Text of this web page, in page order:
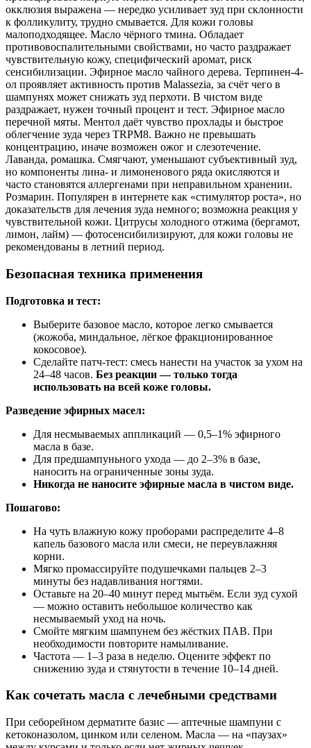
окклюзия выражена — нередко усиливает зуд при склонности
к фолликулиту, трудно смывается. Для кожи головы
малоподходящее. Масло чёрного тмина. Обладает
противовоспалительными свойствами, но часто раздражает
чувствительную кожу, специфический аромат, риск
сенсибилизации. Эфирное масло чайного дерева. Терпинен-4-
ол проявляет активность против Malassezia, за счёт чего в
шампунях может снижать зуд перхоти. В чистом виде
раздражает, нужен точный процент и тест. Эфирное масло
перечной мяты. Ментол даёт чувство прохлады и быстрое
облегчение зуда через TRPM8. Важно не превышать
концентрацию, иначе возможен ожог и слезотечение.
Лаванда, ромашка. Смягчают, уменьшают субъективный зуд,
но компоненты лина- и лимоненового ряда окисляются и
часто становятся аллергенами при неправильном хранении.
Розмарин. Популярен в интернете как «стимулятор роста», но
доказательств для лечения зуда немного; возможна реакция у
чувствительной кожи. Цитрусы холодного отжима (бергамот,
лимон, лайм) — фотосенсибилизируют, для кожи головы не
рекомендованы в летний период.
Безопасная техника применения
Подготовка и тест:
Выберите базовое масло, которое легко смывается
(жожоба, миндальное, лёгкое фракционированное
кокосовое).
Сделайте патч‑тест: смесь нанести на участок за ухом на
24–48 часов. Без реакции — только тогда
использовать на всей коже головы.
Разведение эфирных масел:
Для несмываемых аппликаций — 0,5–1% эфирного
масла в базе.
Для предшампуньного ухода — до 2–3% в базе,
наносить на ограниченные зоны зуда.
Никогда не наносите эфирные масла в чистом виде.
Пошагово:
На чуть влажную кожу проборами распределите 4–8
капель базового масла или смеси, не переувлажняя
корни.
Мягко промассируйте подушечками пальцев 2–3
минуты без надавливания ногтями.
Оставьте на 20–40 минут перед мытьём. Если зуд сухой
— можно оставить небольшое количество как
несмываемый уход на ночь.
Смойте мягким шампунем без жёстких ПАВ. При
необходимости повторите намыливание.
Частота — 1–3 раза в неделю. Оцените эффект по
снижению зуда и стянутости в течение 10–14 дней.
Как сочетать масла с лечебными средствами
При себорейном дерматите базис — аптечные шампуни с
кетоконазолом, цинком или селеном. Масла — на «паузах»